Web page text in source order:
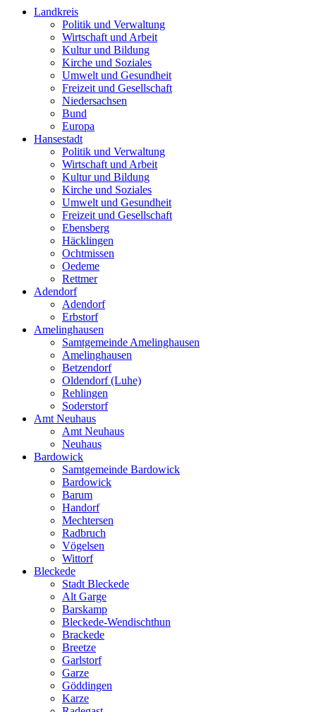
Landkreis
Politik und Verwaltung
Wirtschaft und Arbeit
Kultur und Bildung
Kirche und Soziales
Umwelt und Gesundheit
Freizeit und Gesellschaft
Niedersachsen
Bund
Europa
Hansestadt
Politik und Verwaltung
Wirtschaft und Arbeit
Kultur und Bildung
Kirche und Soziales
Umwelt und Gesundheit
Freizeit und Gesellschaft
Ebensberg
Häcklingen
Ochtmissen
Oedeme
Rettmer
Adendorf
Adendorf
Erbstorf
Amelinghausen
Samtgemeinde Amelinghausen
Amelinghausen
Betzendorf
Oldendorf (Luhe)
Rehlingen
Soderstorf
Amt Neuhaus
Amt Neuhaus
Neuhaus
Bardowick
Samtgemeinde Bardowick
Bardowick
Barum
Handorf
Mechtersen
Radbruch
Vögelsen
Wittorf
Bleckede
Stadt Bleckede
Alt Garge
Barskamp
Bleckede-Wendischthun
Brackede
Breetze
Garlstorf
Garze
Göddingen
Karze